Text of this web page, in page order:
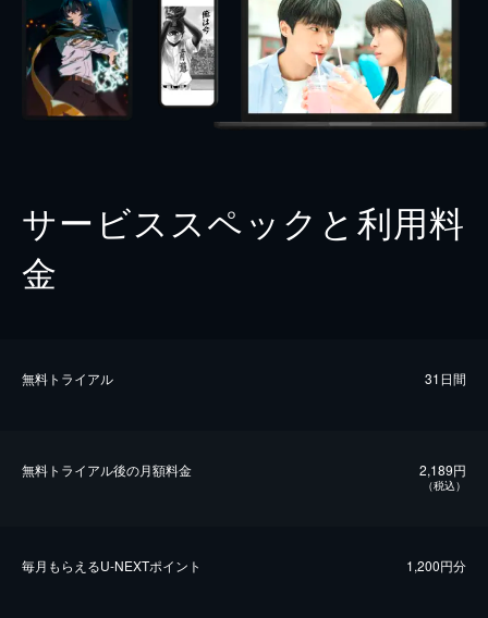
サービススペックと利用料
金
無料トライアル 31日間
無料トライアル後の⽉額料金 2,189円
（税込）
毎⽉もらえるU-NEXTポイント 1,200円分